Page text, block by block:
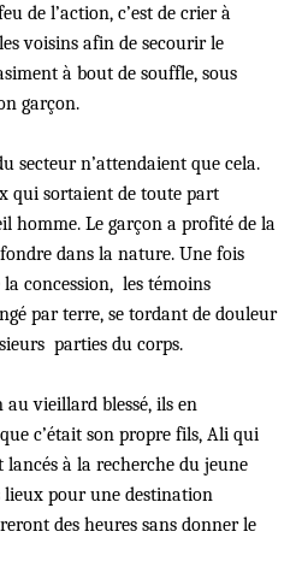
de l’action, c’est de crier à
voisins afin de secourir le
à bout de souffle, sous
garçon.
secteur n’attendaient que cela.
qui sortaient de toute part
homme. Le garçon a profité de la
dans la nature. Une fois
concession, les témoins
par terre, se tordant de douleur
parties du corps.
au vieillard blessé, ils en
c’était son propre fils, Ali qui
lancés à la recherche du jeune
pour une destination
des heures sans donner le